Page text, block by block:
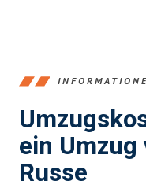
ein Umzug
Russe